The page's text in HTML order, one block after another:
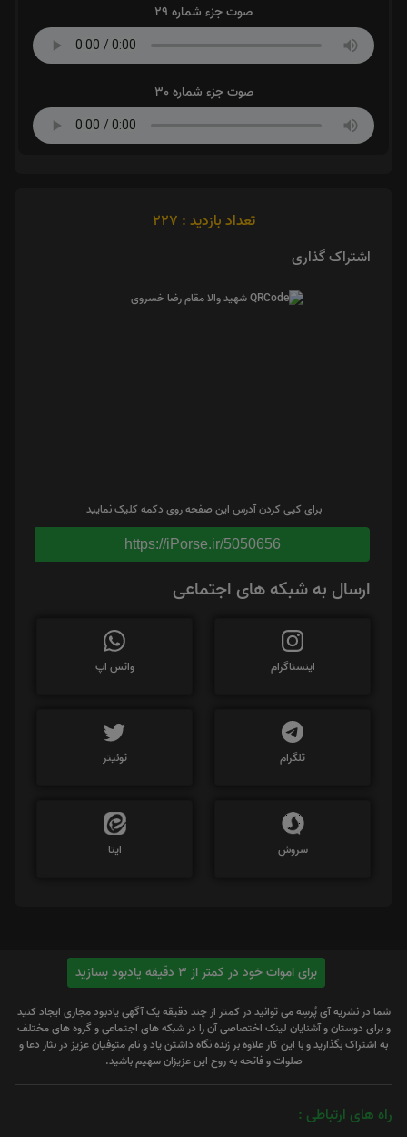
صوت جزء شماره 29
صوت جزء شماره 30
تعداد بازدید : 227
اشتراک گذاری
برای کپی کردن آدرس این صفحه روی دکمه کلیک نمایید
https://iPorse.ir/5050656
ارسال به شبکه های اجتماعی
اینستاگرام واتس اپ
تلگرام توئیتر
سروش ایتا
برای اموات خود در کمتر از 3 دقیقه یادبود بسازید
شما در نشریه آی پُرسِه می توانید در کمتر از چند دقیقه یک آگهی یادبود مجازی ایجاد کنید
و برای دوستان و آشنایان لینک اختصاصی آن را در شبکه های اجتماعی و گروه های مختلف
به اشتراک بگذارید و با این کار علاوه بر زنده نگاه داشتن یاد و نام متوفیان عزیز در نثار دعا و
صلوات و فاتحه به روح این عزیزان سهیم باشید.
راه های ارتباطی :